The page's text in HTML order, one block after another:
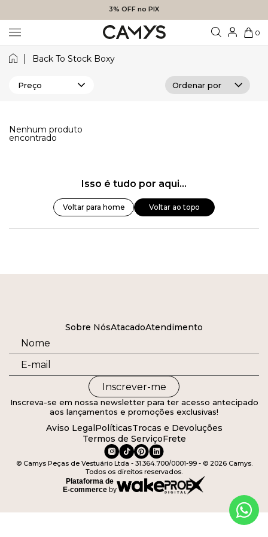
3% OFF no PIX
0
Back To Stock Boxy
Preço
Nenhum produto
encontrado
Isso é tudo por aqui...
Voltar para home Voltar ao topo
Sobre NósAtacadoAtendimento
Inscrever-me
Inscreva-se em nossa newsletter para ter acesso antecipado
aos lançamentos e promoções exclusivas!
Aviso LegalPolíticasTrocas e Devoluções
Termos de ServiçoFrete
© Camys Peças de Vestuário Ltda - 31.364.700/0001-99 - © 2026 Camys.
Todos os direitos reservados.
Plataforma de
E-commerce by